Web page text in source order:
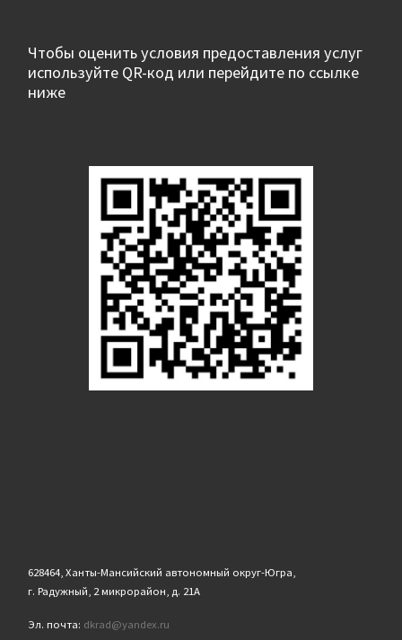
Чтобы оценить условия предоставления услуг
используйте QR-код или перейдите по ссылке
ниже
628464, Ханты-Мансийский автономный округ-Югра,
г. Радужный, 2 микрорайон, д. 21А
Эл. почта: dkrad@yandex.ru